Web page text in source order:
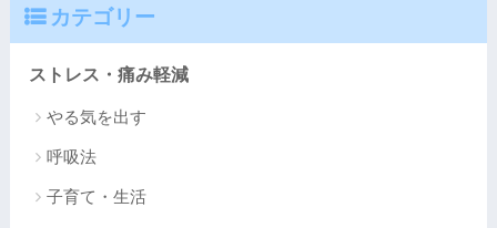
カテゴリー
ストレス・痛み軽減
やる気を出す
呼吸法
子育て・生活